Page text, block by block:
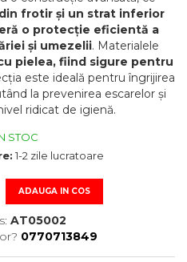
frotir și un strat inferior
o protecție eficientă a
și umezelii. Materialele
pielea, fiind sigure pentru
este ideală pentru îngrijirea
la prevenirea escarelor și
ridicat de igienă.
STOC
1-2 zile lucratoare
ADAUGA IN COS
AT05002
0770713849